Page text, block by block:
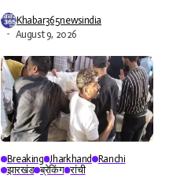
Khabar365newsindia
August 9, 2026
Breaking Jharkhand
Ranchi
झारखंड ब्रेकिंग रांची